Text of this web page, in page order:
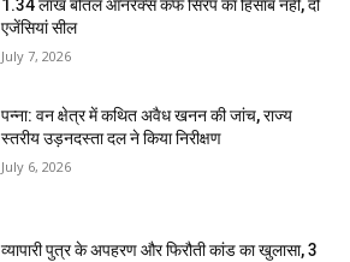
1.34 लाख बोतल ऑनरेक्स कफ सिरप का हिसाब नहीं, दो
एजेंसियां सील
July 7, 2026
पन्ना: वन क्षेत्र में कथित अवैध खनन की जांच, राज्य
स्तरीय उड़नदस्ता दल ने किया निरीक्षण
July 6, 2026
व्यापारी पुत्र के अपहरण और फिरौती कांड का खुलासा, 3